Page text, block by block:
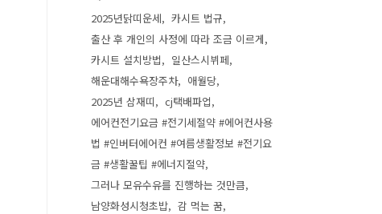
2025년닭띠운세
카시트 법규
출산 후 개인의 사정에 따라 조금 이르게
카시트 설치방법
일산스시뷔페
해운대해수욕장주차
애월당
2025년 삼재띠
cj택배파업
에어컨전기요금 #전기세절약 #에어컨사용
법 #인버터에어컨 #여름생활정보 #전기요
금 #생활꿀팁 #에너지절약
그러나 모유수유를 진행하는 것만큼
남양화성시청초밥
감 먹는 꿈